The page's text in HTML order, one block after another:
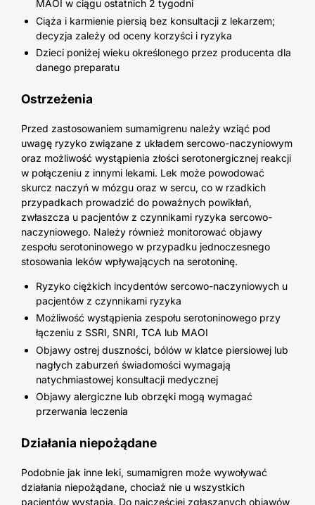
MAOI w ciągu ostatnich 2 tygodni
Ciąża i karmienie piersią bez konsultacji z lekarzem;
decyzja zależy od oceny korzyści i ryzyka
Dzieci poniżej wieku określonego przez producenta dla
danego preparatu
Ostrzeżenia
Przed zastosowaniem sumamigrenu należy wziąć pod
uwagę ryzyko związane z układem sercowo-naczyniowym
oraz możliwość wystąpienia złości serotonergicznej reakcji
w połączeniu z innymi lekami. Lek może powodować
skurcz naczyń w mózgu oraz w sercu, co w rzadkich
przypadkach prowadzić do poważnych powikłań,
zwłaszcza u pacjentów z czynnikami ryzyka sercowo-
naczyniowego. Należy również monitorować objawy
zespołu serotoninowego w przypadku jednoczesnego
stosowania leków wpływających na serotoninę.
Ryzyko ciężkich incydentów sercowo-naczyniowych u
pacjentów z czynnikami ryzyka
Możliwość wystąpienia zespołu serotoninowego przy
łączeniu z SSRI, SNRI, TCA lub MAOI
Objawy ostrej duszności, bólów w klatce piersiowej lub
nagłych zaburzeń świadomości wymagają
natychmiastowej konsultacji medycznej
Objawy alergiczne lub obrzęki mogą wymagać
przerwania leczenia
Działania niepożądane
Podobnie jak inne leki, sumamigren może wywoływać
działania niepożądane, chociaż nie u wszystkich
pacjentów wystąpią. Do najczęściej zgłaszanych objawów